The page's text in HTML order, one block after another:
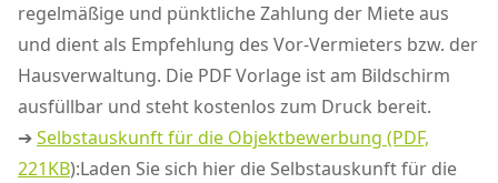
regelmäßige und pünktliche Zahlung der Miete aus
und dient als Empfehlung des Vor-Vermieters bzw. der
Hausverwaltung. Die PDF Vorlage ist am Bildschirm
ausfüllbar und steht kostenlos zum Druck bereit.
➔Selbstauskunft für die Objektbewerbung (PDF,
221KB):Laden Sie sich hier die Selbstauskunft für die